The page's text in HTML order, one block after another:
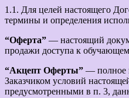
1.1. Для целей настоящего
термины и определения
“Оферта” — настоящий
продажи доступа к
“Акцепт Оферты” — полное
Заказчиком условий
предусмотренными в п. 3,